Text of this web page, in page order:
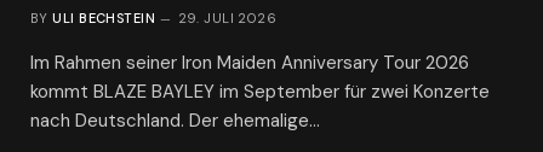
BY ULI BECHSTEIN 29. JULI 2026
Im Rahmen seiner Iron Maiden Anniversary Tour 2026
kommt BLAZE BAYLEY im September für zwei Konzerte
nach Deutschland. Der ehemalige…